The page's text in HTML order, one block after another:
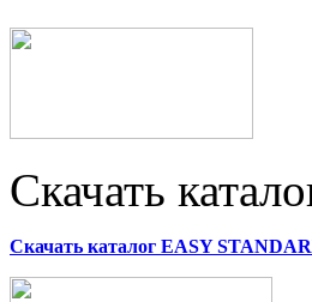
Скачать
Скачать каталог EASY